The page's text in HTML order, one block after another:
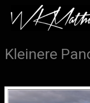
Kleinere